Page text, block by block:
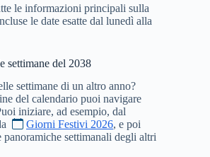
le informazioni principali sulla
le date esatte dal lunedì alla
settimane del 2038
settimane di un altro anno?
del calendario puoi navigare
iniziare, ad esempio, dal
Giorni Festivi 2026, e poi
panoramiche settimanali degli altri